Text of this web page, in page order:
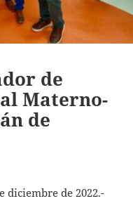
de
Materno-
de
diciembre de 2022.-